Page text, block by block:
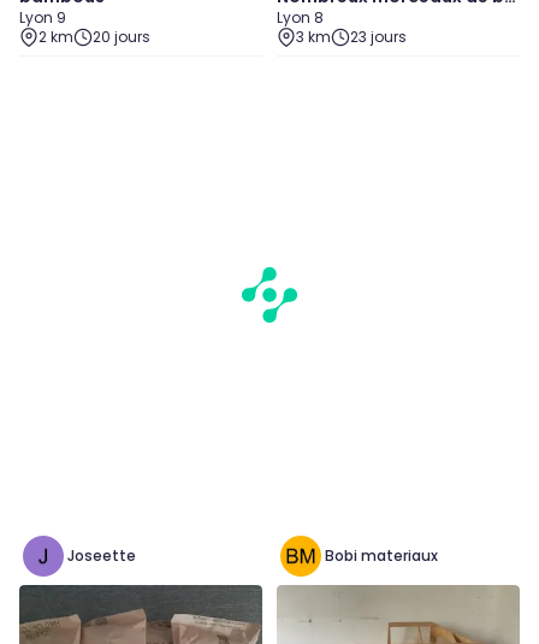
Lyon 9
2 km
20 jours
is
Lyon 8
3 km
23 jours
Joseette Bobi materiaux